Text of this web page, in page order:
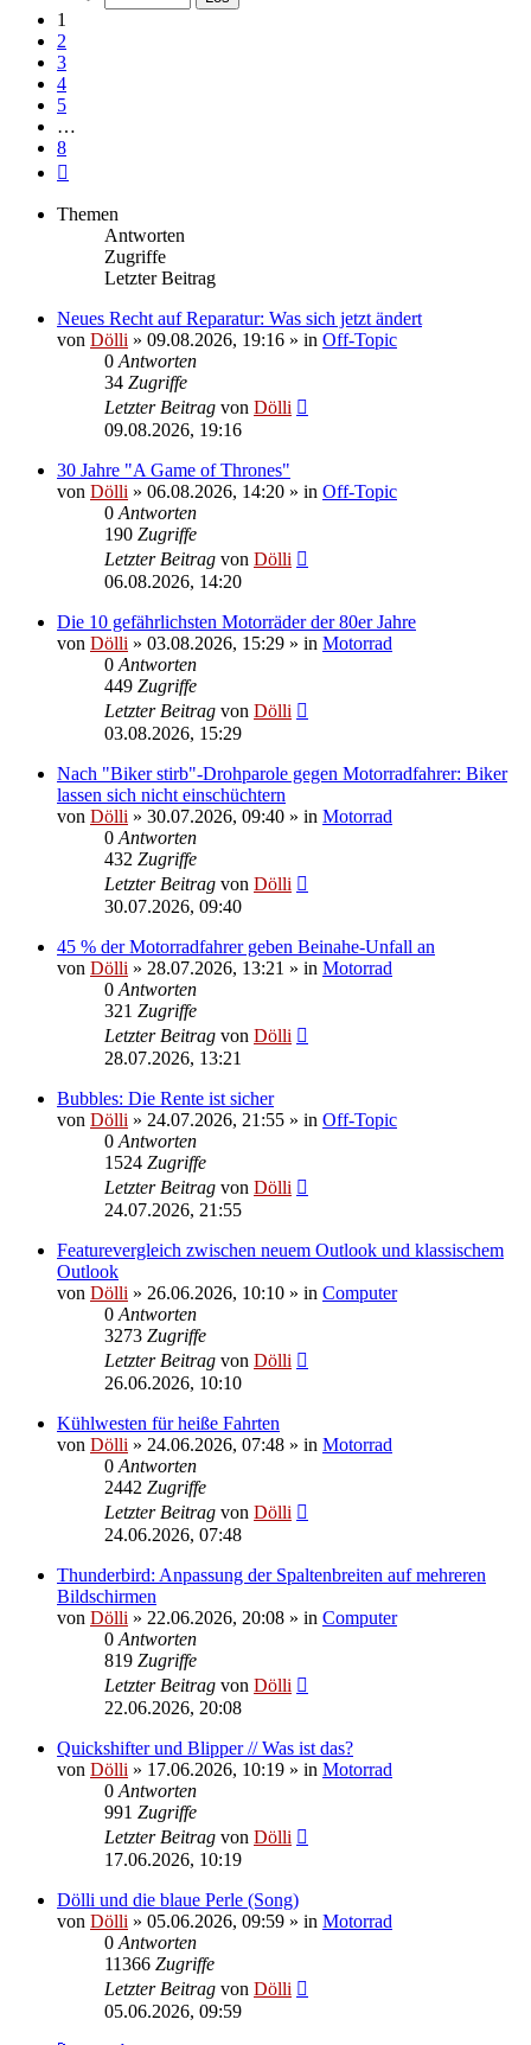
1
2
3
4
5
…
8
Themen
Antworten
Zugriffe
Letzter Beitrag
Neues Recht auf Reparatur: Was sich jetzt ändert
von Dölli » 09.08.2026, 19:16 » in Off-Topic
0 Antworten
34 Zugriffe
Letzter Beitrag von Dölli
09.08.2026, 19:16
30 Jahre "A Game of Thrones"
von Dölli » 06.08.2026, 14:20 » in Off-Topic
0 Antworten
190 Zugriffe
Letzter Beitrag von Dölli
06.08.2026, 14:20
Die 10 gefährlichsten Motorräder der 80er Jahre
von Dölli » 03.08.2026, 15:29 » in Motorrad
0 Antworten
449 Zugriffe
Letzter Beitrag von Dölli
03.08.2026, 15:29
Nach "Biker stirb"-Drohparole gegen Motorradfahrer: Biker
lassen sich nicht einschüchtern
von Dölli » 30.07.2026, 09:40 » in Motorrad
0 Antworten
432 Zugriffe
Letzter Beitrag von Dölli
30.07.2026, 09:40
45 % der Motorradfahrer geben Beinahe-Unfall an
von Dölli » 28.07.2026, 13:21 » in Motorrad
0 Antworten
321 Zugriffe
Letzter Beitrag von Dölli
28.07.2026, 13:21
Bubbles: Die Rente ist sicher
von Dölli » 24.07.2026, 21:55 » in Off-Topic
0 Antworten
1524 Zugriffe
Letzter Beitrag von Dölli
24.07.2026, 21:55
Featurevergleich zwischen neuem Outlook und klassischem
Outlook
von Dölli » 26.06.2026, 10:10 » in Computer
0 Antworten
3273 Zugriffe
Letzter Beitrag von Dölli
26.06.2026, 10:10
Kühlwesten für heiße Fahrten
von Dölli » 24.06.2026, 07:48 » in Motorrad
0 Antworten
2442 Zugriffe
Letzter Beitrag von Dölli
24.06.2026, 07:48
Thunderbird: Anpassung der Spaltenbreiten auf mehreren
Bildschirmen
von Dölli » 22.06.2026, 20:08 » in Computer
0 Antworten
819 Zugriffe
Letzter Beitrag von Dölli
22.06.2026, 20:08
Quickshifter und Blipper // Was ist das?
von Dölli » 17.06.2026, 10:19 » in Motorrad
0 Antworten
991 Zugriffe
Letzter Beitrag von Dölli
17.06.2026, 10:19
Dölli und die blaue Perle (Song)
von Dölli » 05.06.2026, 09:59 » in Motorrad
0 Antworten
11366 Zugriffe
Letzter Beitrag von Dölli
05.06.2026, 09:59